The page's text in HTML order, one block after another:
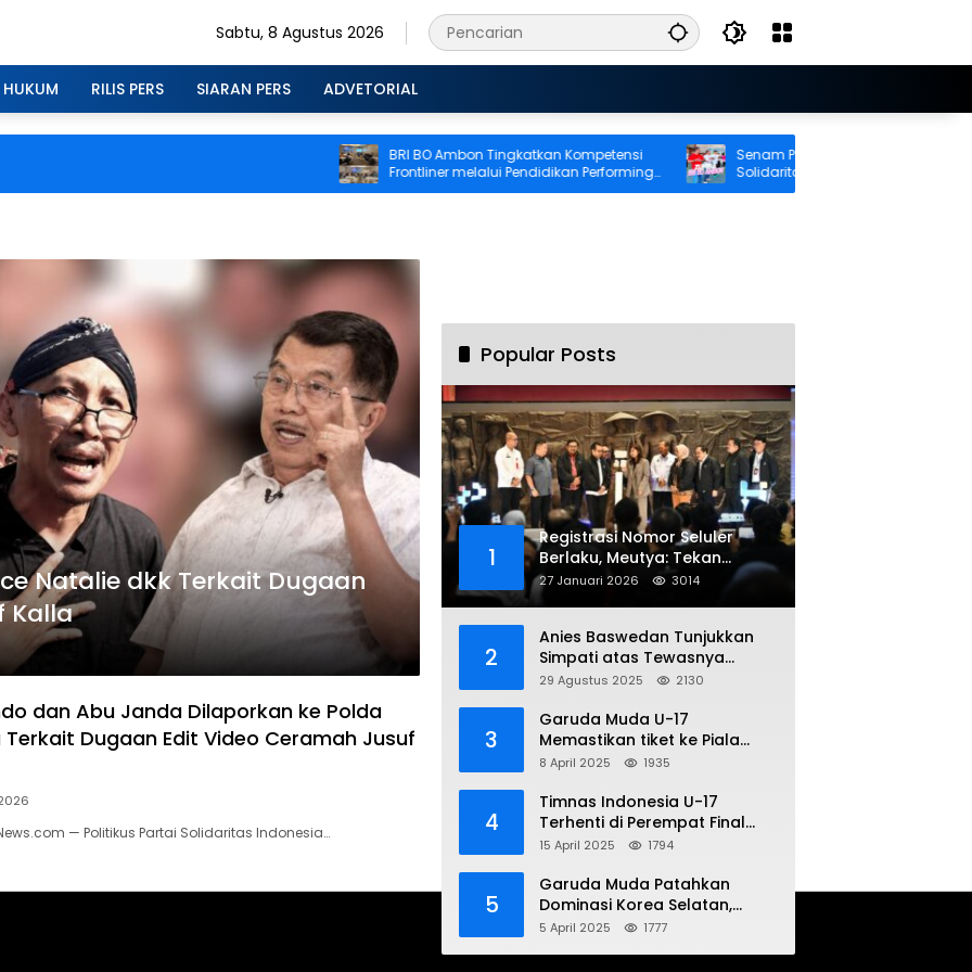
Sabtu, 8 Agustus 2026
HUKUM RILIS PERS SIARAN PERS ADVETORIAL
BRI BO Ambon Tingkatkan Kompetensi
Frontliner melalui Pendidikan Performing
CS dan Teller
Senam Pagi Perkuat Kebugaran dan
Solidaritas Pekerja BRI Cabang Ambon
Natalie dkk Terkait Dugaan
Kalla
dan Abu Janda Dilaporkan ke Polda
Dugaan Edit Video Ceramah Jusuf
— Politikus Partai Solidaritas Indonesia…
Popular Posts
1
Registrasi Nomor Seluler
Berlaku, Meutya: Tekan
Penipuan Online
27 Januari 2026 3014
2
Anies Baswedan Tunjukkan
Simpati atas Tewasnya
Pengemudi Ojol dalam Aksi
29 Agustus 2025 2130
3
Garuda Muda U-17
Memastikan tiket ke Piala
Dunia Setelah Mencetak
Yaman 4-1 di Piala Asia 2025
8 April 2025 1935
4
Timnas Indonesia U-17
Terhenti di Perempat Final
Piala Asia 2025: Terkecoh
15 April 2025 1794
5
Garuda Muda Patahkan
Dominasi Korea Selatan,
Dalam Laga Pembuka Piala
5 April 2025 1777